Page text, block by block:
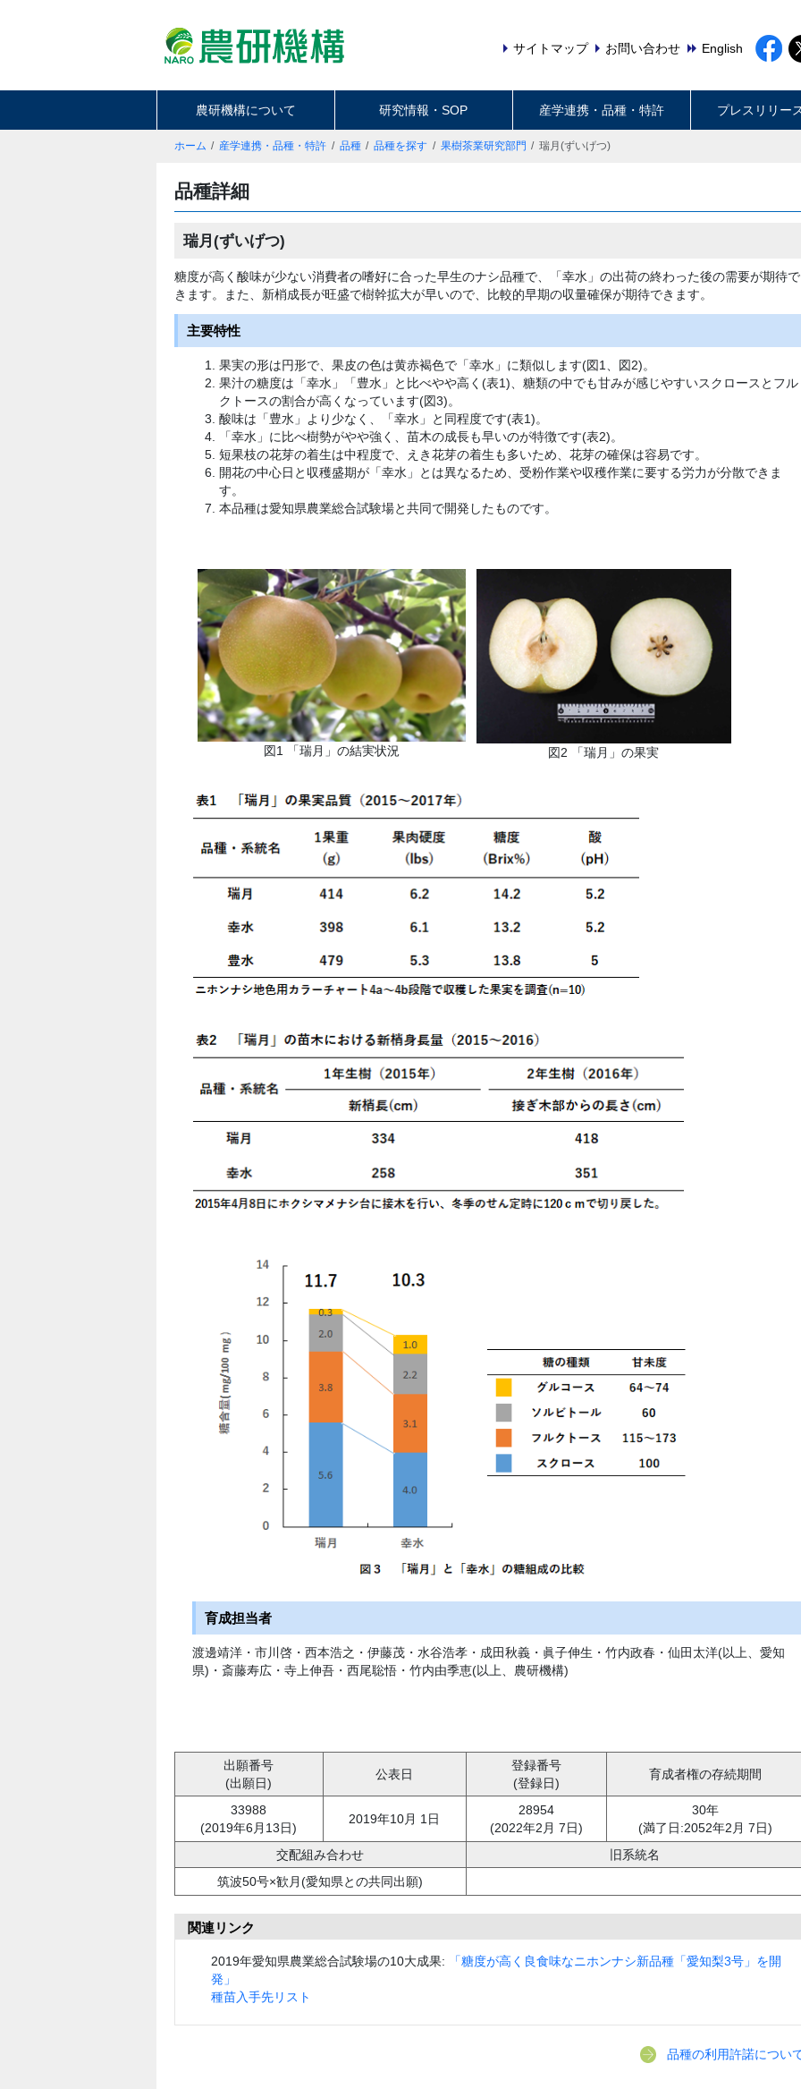
サイトマップ お問い合わせ English
農研機構について 研究情報・SOP 産学連携・品種・特許 プレスリリー
ホーム 産学連携・品種・特許 品種 品種を探す 果樹茶業研究部門 瑞月(ずいげつ)
品種詳細
瑞月(ずいげつ)
糖度が高く酸味が少ない消費者の嗜好に合った早生のナシ品種で、「幸水」の出荷の終わった後の需要が期待で
きます。また、新梢成長が旺盛で樹幹拡大が早いので、比較的早期の収量確保が期待できます。
主要特性
果実の形は円形で、果皮の色は黄赤褐色で「幸水」に類似します(図1、図2)。
果汁の糖度は「幸水」「豊水」と比べやや高く(表1)、糖類の中でも甘みが感じやすいスクロースとフル
クトースの割合が高くなっています(図3)。
酸味は「豊水」より少なく、「幸水」と同程度です(表1)。
「幸水」に比べ樹勢がやや強く、苗木の成長も早いのが特徴です(表2)。
短果枝の花芽の着生は中程度で、えき花芽の着生も多いため、花芽の確保は容易です。
開花の中心日と収穫盛期が「幸水」とは異なるため、受粉作業や収穫作業に要する労力が分散できま
す。
本品種は愛知県農業総合試験場と共同で開発したものです。
図1 「瑞月」の結実状況 図2 「瑞月」の果実
育成担当者
渡邊靖洋・市川啓・西本浩之・伊藤茂・水谷浩孝・成田秋義・眞子伸生・竹内政春・仙田太洋(以上、愛知
県)・斎藤寿広・寺上伸吾・西尾聡悟・竹内由季恵(以上、農研機構)
出願番号
(出願日)
公表日
登録番号
(登録日)
育成者権の存続期間
33988
(2019年6月13日)
2019年10月 1日
28954
(2022年2月 7日)
30年
(満了日:2052年2月 7日)
交配組み合わせ
旧系統名
筑波50号×歓月(愛知県との共同出願)
関連リンク
2019年愛知県農業総合試験場の10大成果:
「糖度が高く良食味なニホンナシ新品種「愛知梨3号」を開
発」
種苗入手先リスト
品種の利用許諾につい